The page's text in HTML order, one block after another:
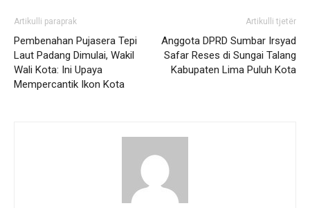
Artikulli paraprak
Pembenahan Pujasera Tepi
Laut Padang Dimulai, Wakil
Wali Kota: Ini Upaya
Mempercantik Ikon Kota
Artikulli tjetër
Anggota DPRD Sumbar Irsyad
Safar Reses di Sungai Talang
Kabupaten Lima Puluh Kota